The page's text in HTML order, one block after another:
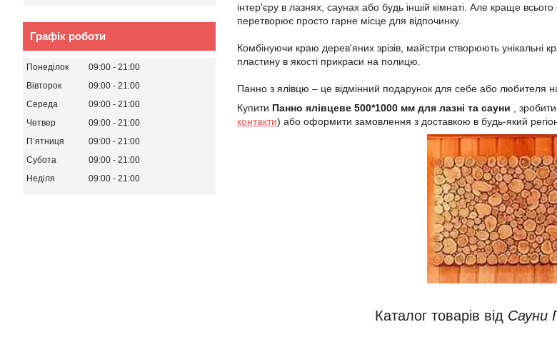
інтер'єру в лазнях, саунах або будь іншій кімнаті. Але краще
перетворює просто гарне місце для відпочинку.
Комбінуючи краю дерев'яних зрізів, майстри створюють унікальні
пластину в якості прикраси на полицю.
Панно з ялівцю – це відмінний подарунок для себе або любителя
Купити Панно ялівцеве 500*1000 мм для лазні та сауни ,
контакти) або оформити замовлення з доставкою в будь-який регіон
Каталог товарів від Сауни
Графік роботи
Понеділок 09:00
21:00
Вівторок
09:00
21:00
Середа
09:00
21:00
Четвер
09:00
21:00
Пʼятниця
09:00
21:00
Субота
09:00
21:00
Неділя
09:00 21:00